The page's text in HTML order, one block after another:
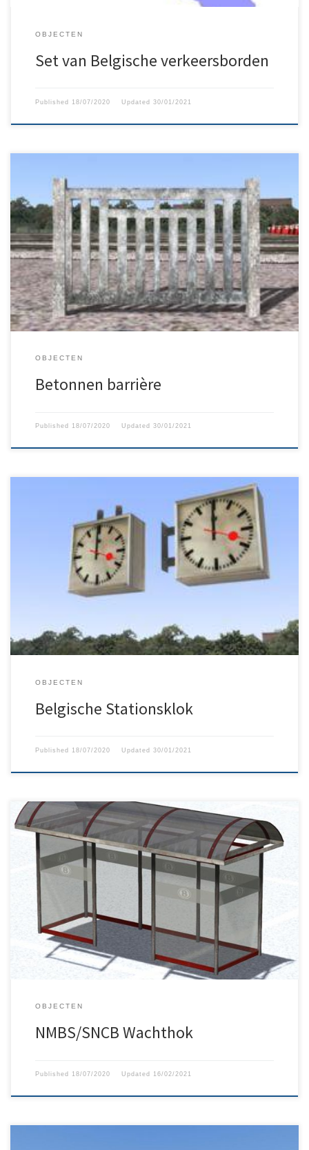
OBJECTEN
Set van Belgische verkeersborden
Published 18/07/2020 Updated 30/01/2021
Betonnen barrière om te plaatsen naast of op stations. Deze
barrières kan u nog frequent terugvinden op stations in België.
OBJECTEN
Betonnen barrière
Published 18/07/2020 Updated 30/01/2021
Klokken die te vinden zijn op de grotere Belgische stations.
OBJECTEN
Belgische Stationsklok
Published 18/07/2020 Updated 30/01/2021
NMBS wachthok voor op stations. Meegeleverd met deze
download: gele en rode versies
OBJECTEN
NMBS/SNCB Wachthok
Published 18/07/2020 Updated 16/02/2021